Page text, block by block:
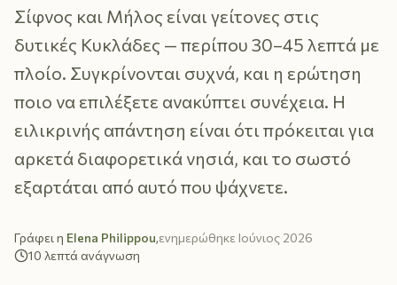
Σίφνος και Μήλος είναι γείτονες στις
δυτικές Κυκλάδες — περίπου 30–45 λεπτά με
πλοίο. Συγκρίνονται συχνά, και η ερώτηση
ποιο να επιλέξετε ανακύπτει συνέχεια. Η
ειλικρινής απάντηση είναι ότι πρόκειται για
αρκετά διαφορετικά νησιά, και το σωστό
εξαρτάται από αυτό που ψάχνετε.
Γράφει η Elena Philippou,ενημερώθηκε Ιούνιος 2026
10 λεπτά ανάγνωση